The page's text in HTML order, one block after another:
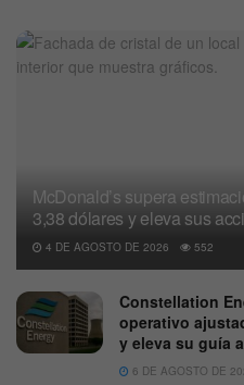
McDonald’s supera
3,38 dólares y eleva sus
4 DE AGOSTO DE 2026 552
Constellation
operativo
y eleva su guía
6 DE AGOSTO DE